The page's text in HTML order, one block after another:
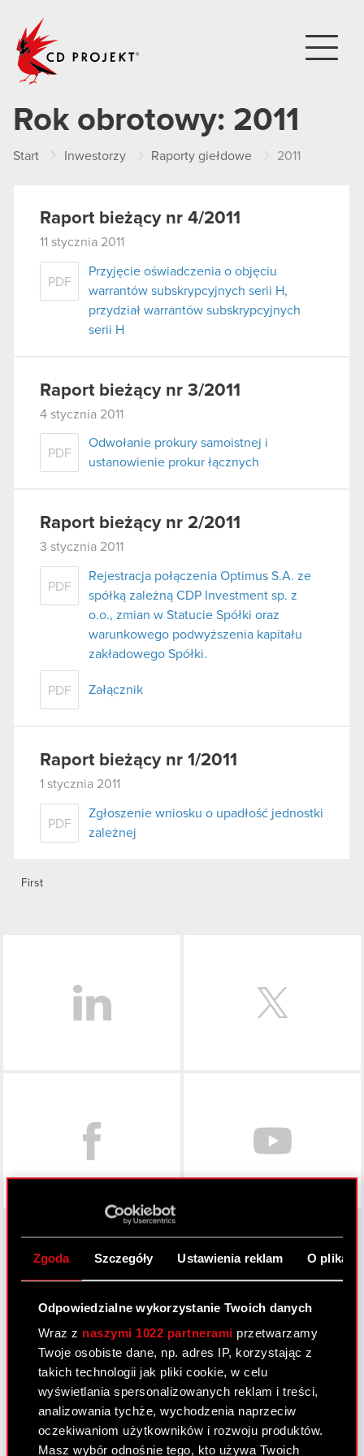
Zgoda Szczegóły Ustawienia reklam O
Odpowiedzialne wykorzystanie Twoich danych
Wraz z naszymi 1022 partnerami przetwarzamy
Twoje osobiste dane, np. adres IP, korzystając z
takich technologii jak pliki cookie, w celu
wyświetlania spersonalizowanych reklam i treści,
analizowania tychże, wychodzenia naprzeciw
oczekiwaniom użytkowników i rozwoju produktów.
Masz wybór odnośnie tego, kto używa Twoich
Rok obrotowy: 2011
Start Inwestorzy Raporty giełdowe 2011
Raport bieżący nr 4/2011
11 stycznia 2011
PDF
Przyjęcie oświadczenia o objęciu
warrantów subskrypcyjnych serii H,
przydział warrantów subskrypcyjnych
serii H
Raport bieżący nr 3/2011
4 stycznia 2011
PDF
Odwołanie prokury samoistnej i
ustanowienie prokur łącznych
Raport bieżący nr 2/2011
3 stycznia 2011
PDF
Rejestracja połączenia Optimus S.A. ze
spółką zależną CDP Investment sp. z
o.o., zmian w Statucie Spółki oraz
warunkowego podwyższenia kapitału
zakładowego Spółki.
PDF Załącznik
Raport bieżący nr 1/2011
1 stycznia 2011
PDF
Zgłoszenie wniosku o upadłość jednostki
zależnej
First
O CD PROJEKT
Grupa Kapitałowa
Nasz biznes
Inwestorzy
Zrównoważony rozwój
Media